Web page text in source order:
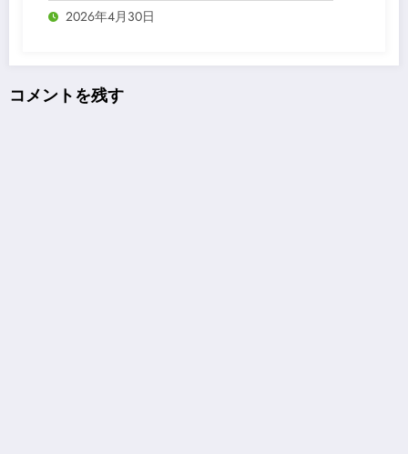
2026年4月30日
コメントを残す